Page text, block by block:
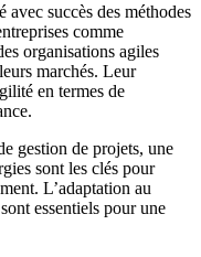
avec succès des méthodes
comme
organisations agiles
marchés. Leur
en termes de
gestion de projets, une
sont les clés pour
L’adaptation au
essentiels pour une